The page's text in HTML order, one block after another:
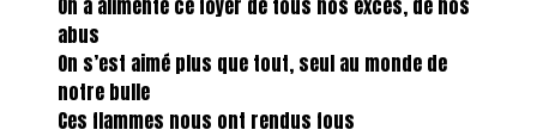
On a alimenté ce foyer de tous nos excès, de nos
abus
On s’est aimé plus que tout, seul au monde de
notre bulle
Ces flammes nous ont rendus fous